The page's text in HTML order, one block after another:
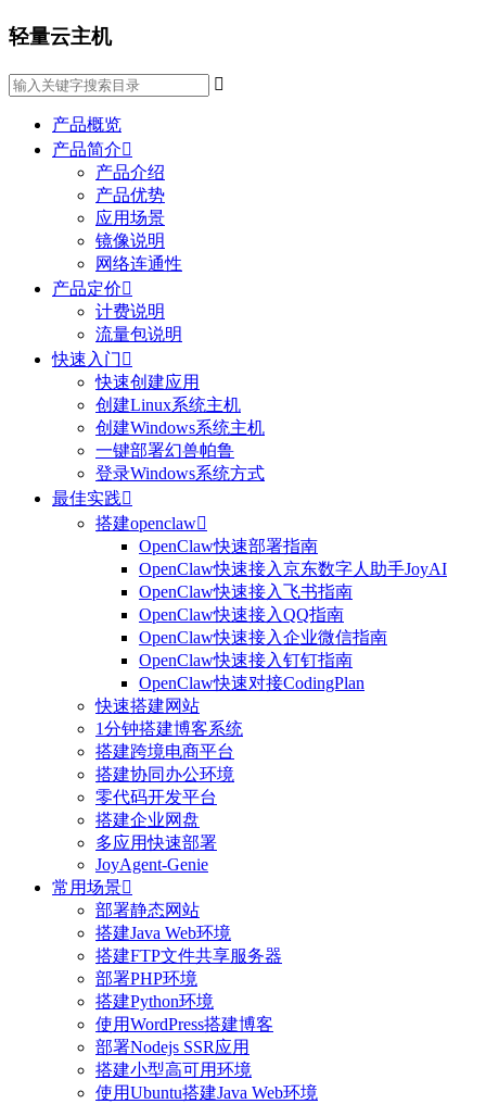
轻量云主机

产品概览
产品简介
产品介绍
产品优势
应用场景
镜像说明
网络连通性
产品定价
计费说明
流量包说明
快速入门 
快速创建应用
创建Linux系统主机
创建Windows系统主机
一键部署幻兽帕鲁
登录Windows系统方式
最佳实践
搭建openclaw
OpenClaw快速部署指南
OpenClaw快速接入京东数字人助手JoyAI
OpenClaw快速接入飞书指南
OpenClaw快速接入QQ指南
OpenClaw快速接入企业微信指南
OpenClaw快速接入钉钉指南
OpenClaw快速对接CodingPlan
快速搭建网站
1分钟搭建博客系统
搭建跨境电商平台
搭建协同办公环境
零代码开发平台
搭建企业网盘
多应用快速部署
JoyAgent-Genie
常用场景
部署静态网站
搭建Java Web环境
搭建FTP文件共享服务器
部署PHP环境
搭建Python环境
使用WordPress搭建博客
部署Nodejs SSR应用
搭建小型高可用环境
使用Ubuntu搭建Java Web环境